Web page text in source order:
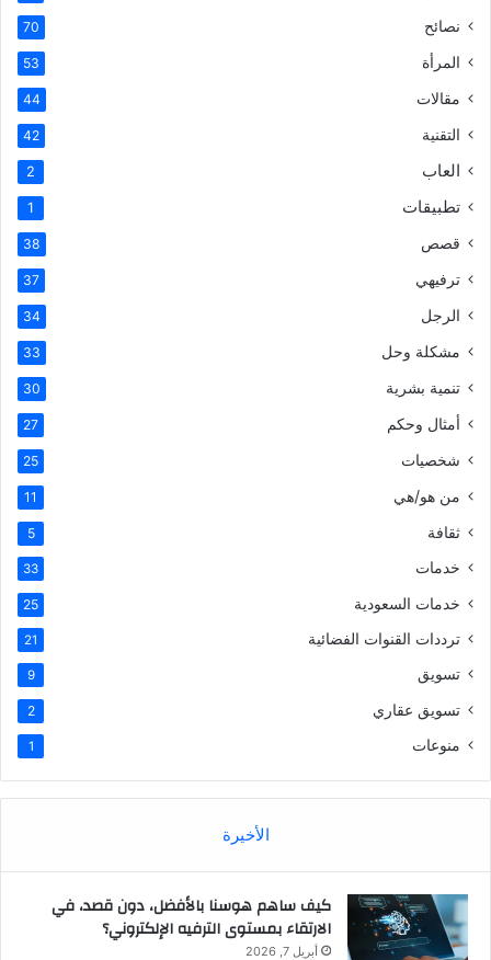
نصائح 70
المرأة 53
مقالات 44
التقنية 42
العاب 2
تطبيقات 1
قصص 38
ترفيهي 37
الرجل 34
مشكلة وحل 33
تنمية بشرية 30
أمثال وحكم 27
شخصيات 25
من هو/هي 11
ثقافة 5
خدمات 33
خدمات السعودية 25
ترددات القنوات الفضائية 21
تسويق 9
تسويق عقاري 2
منوعات 1
الأخيرة
كيف ساهم هوسنا بالأفضل، دون قصد، في
الارتقاء بمستوى الترفيه الإلكتروني؟
أبريل 7, 2026